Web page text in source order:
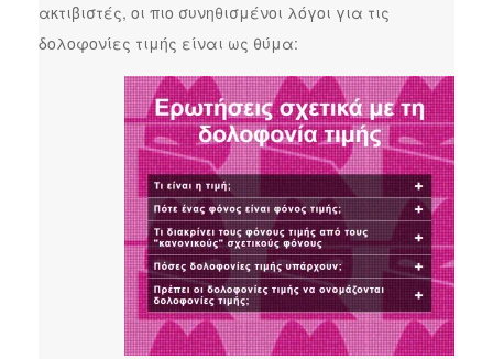
ακτιβιστές, οι πιο συνηθισμένοι λόγοι για τις
δολοφονίες τιμής είναι ως θύμα: